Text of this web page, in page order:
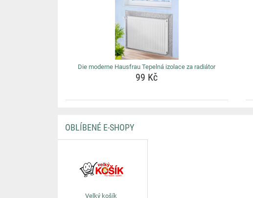
Die moderne Hausfrau Tepelná izolace za radiátor
99 Kč
OBLÍBENÉ E-SHOPY
Velký košík